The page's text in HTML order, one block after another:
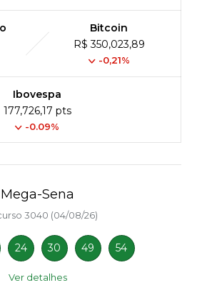
Bitcoin
R$ 350,023,89
-0,21%
Ibovespa
177,726,17 pts
-0.09%
Mega-Sena
3040 (04/08/26)
24 30 49 54
Ver detalhes